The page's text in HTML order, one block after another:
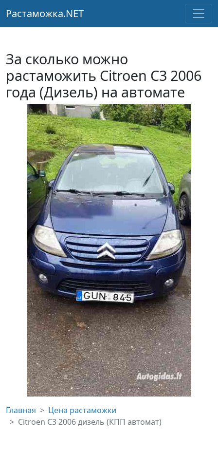
Растаможка.NET
За сколько можно
растаможить Citroen C3 2006
года (Дизель) на автомате
Главная
Цена растаможки
Citroen C3 2006 дизель (КПП автомат)